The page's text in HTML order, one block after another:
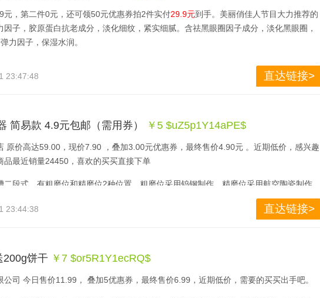
元，第二件0元，还可领50元优惠券拍2件实付29.9元到手。美丽俏佳人节目大力推荐的
因子，胶原蛋白抗老成分，淡化细纹，紧实细腻。含祛黑眼圈因子成分，淡化黑眼圈，
力因子，保湿水润。
23:47:48 直达链接>
简易款 4.9元包邮（需用券） ￥5 $uZ5p1Y14aPE$
原价高达59.00，现价7.90 ，叠加3.00元优惠券，最终售价4.90元 。近期低价，感兴趣
品最近销量24450，喜欢的买买直接下单
二段式，有粗磨位和精磨位2种位置，粗磨位采用钨钢制作，精磨位采用航空陶瓷制作，
23:44:38 直达链接>
200g饼干 ￥7 $or5R1Y1ecRQ$
公司 今日售价11.99， 叠加5优惠券，最终售价6.99，近期低价，需要的买买出手吧。